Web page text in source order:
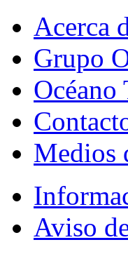
Acerca
Grupo
Océano
Medios
Aviso